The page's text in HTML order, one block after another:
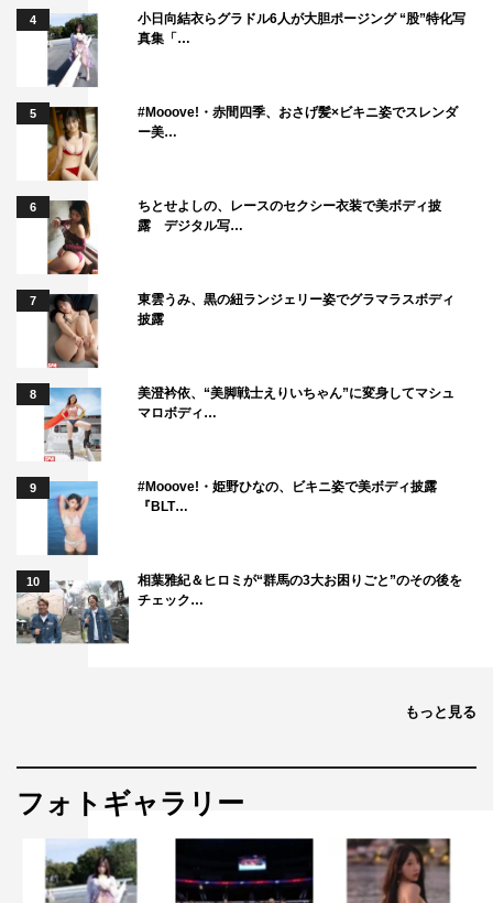
4
小日向結衣らグラドル6人が大胆ポージング “股”特化写
真集「…
5
#Mooove!・赤間四季、おさげ髪×ビキニ姿でスレンダ
ー美…
6
ちとせよしの、レースのセクシー衣装で美ボディ披
露 デジタル写…
7
東雲うみ、黒の紐ランジェリー姿でグラマラスボディ
披露
8
美澄衿依、“美脚戦士えりいちゃん”に変身してマシュ
マロボディ…
9
#Mooove!・姫野ひなの、ビキニ姿で美ボディ披露
『BLT…
10
相葉雅紀＆ヒロミが“群馬の3大お困りごと”のその後を
チェック…
もっと見る
フォトギャラリー